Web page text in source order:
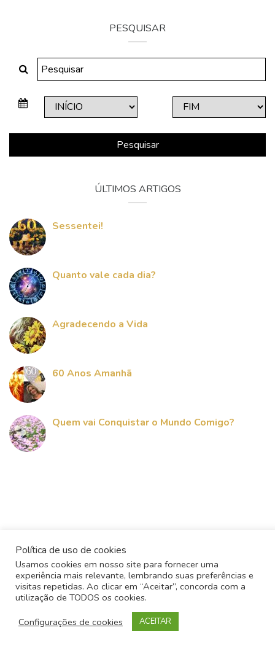
PESQUISAR
Pesquisar
ÚLTIMOS ARTIGOS
Sessentei!
Quanto vale cada dia?
Agradecendo a Vida
60 Anos Amanhã
Quem vai Conquistar o Mundo Comigo?
Todos os direitos reservados - 2017
Política de uso de cookies
Usamos cookies em nosso site para fornecer uma
experiência mais relevante, lembrando suas preferências e
visitas repetidas. Ao clicar em “Aceitar”, concorda com a
utilização de TODOS os cookies.
Configurações de cookies
ACEITAR